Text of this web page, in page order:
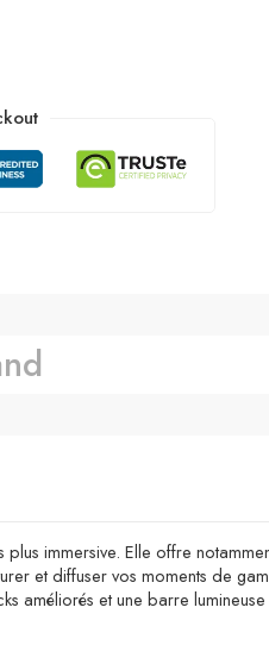
immersive. Elle offre
et diffuser vos moments de
améliorés et une barre lumineuse